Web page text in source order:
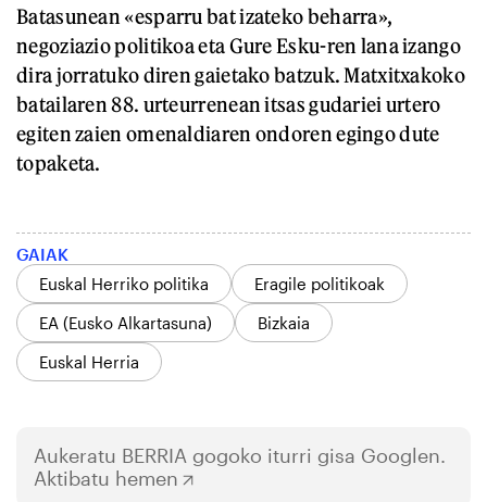
Batasunean «esparru bat izateko beharra»,
negoziazio politikoa eta Gure Esku-ren lana izango
dira jorratuko diren gaietako batzuk. Matxitxakoko
batailaren 88. urteurrenean itsas gudariei urtero
egiten zaien omenaldiaren ondoren egingo dute
topaketa.
GAIAK
Euskal Herriko politika
Eragile politikoak
EA (Eusko Alkartasuna)
Bizkaia
Euskal Herria
Aukeratu BERRIA gogoko iturri gisa Googlen.
Aktibatu hemen